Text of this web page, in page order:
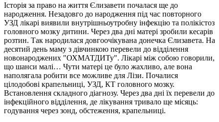
Історія за право на життя Єлизавети почалася ще до
народження. Незадовго до народження під час повторного
УЗД лікарі виявили внутрішньоутробну інфекцію та полікістоз
головного мозку дитини. Через два дні матері зробили кесарів
розтин. Так народилася довгоочікувана донечка Єлизавета. На
десятий день маму з дівчинкою перевели до відділення
новонароджених "ОХМАТДИТу". Лікарі між собою говорили,
що шанси малі… Чути матері це було жахливо, але вона
наполягала робити все можливе для Лізи. Почалися
цілодобові крапельниці, УЗД, КТ головного мозку.
Встановлення складного діагнозу. Через два дні їх перевели до
інфекційного відділення, де лікування тривало ще місяць:
годування через зонд, обстеження, крапельниці.